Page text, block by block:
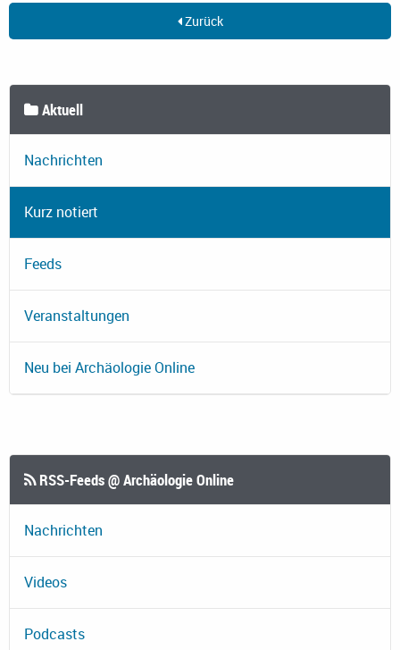
Zurück
Aktuell
Nachrichten
Kurz notiert
Feeds
Veranstaltungen
Neu bei Archäologie Online
RSS-Feeds @ Archäologie Online
Nachrichten
Videos
Podcasts